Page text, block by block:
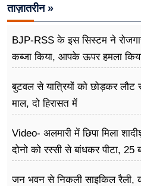
ताज़ातरीन »
BJP-RSS के इस सिस्टम ने रोजगार
कब्जा किया, आपके ऊपर हमला
बुटवल से यात्रियों को छोड़कर लौट
माल, दो हिरासत में
Video- अलमारी में छिपा मिला
दोनो को रस्सी से बांधकर पीटा, 25
जन भवन से निकली साइकिल रैली,